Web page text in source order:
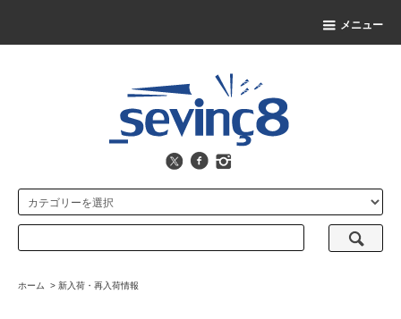
メニュー
ホーム > 新入荷・再入荷情報